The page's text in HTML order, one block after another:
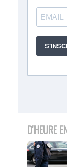
D'HEURE